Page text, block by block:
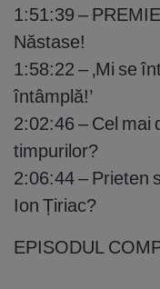
1:51:39 –
Năstase!
1:58:22 – ‚Mi se
întâmplă!’
2:02:46 – Cel mai
timpurilor?
2:06:44 – Prieten
Ion Țiriac?
EPISODUL